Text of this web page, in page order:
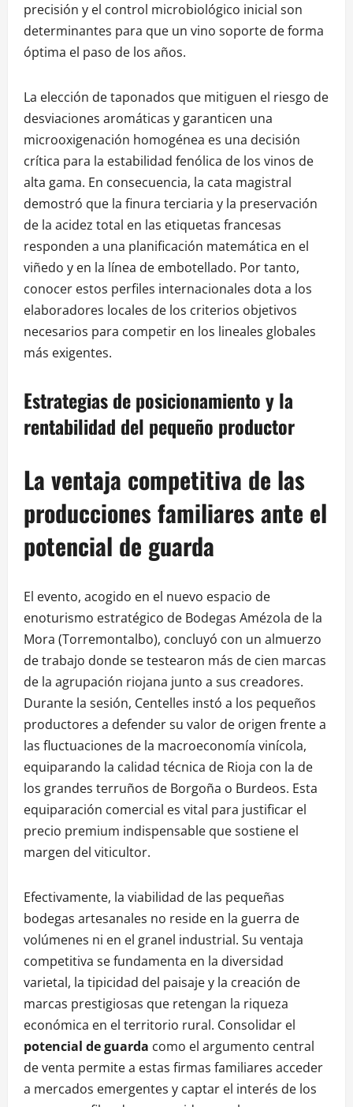
precisión y el control microbiológico inicial son
determinantes para que un vino soporte de forma
óptima el paso de los años.
La elección de taponados que mitiguen el riesgo de
desviaciones aromáticas y garanticen una
microoxigenación homogénea es una decisión
crítica para la estabilidad fenólica de los vinos de
alta gama. En consecuencia, la cata magistral
demostró que la finura terciaria y la preservación
de la acidez total en las etiquetas francesas
responden a una planificación matemática en el
viñedo y en la línea de embotellado. Por tanto,
conocer estos perfiles internacionales dota a los
elaboradores locales de los criterios objetivos
necesarios para competir en los lineales globales
más exigentes.
Estrategias de posicionamiento y la
rentabilidad del pequeño productor
La ventaja competitiva de las
producciones familiares ante el
potencial de guarda
El evento, acogido en el nuevo espacio de
enoturismo estratégico de Bodegas Amézola de la
Mora (Torremontalbo), concluyó con un almuerzo
de trabajo donde se testearon más de cien marcas
de la agrupación riojana junto a sus creadores.
Durante la sesión, Centelles instó a los pequeños
productores a defender su valor de origen frente a
las fluctuaciones de la macroeconomía vinícola,
equiparando la calidad técnica de Rioja con la de
los grandes terruños de Borgoña o Burdeos. Esta
equiparación comercial es vital para justificar el
precio premium indispensable que sostiene el
margen del viticultor.
Efectivamente, la viabilidad de las pequeñas
bodegas artesanales no reside en la guerra de
volúmenes ni en el granel industrial. Su ventaja
competitiva se fundamenta en la diversidad
varietal, la tipicidad del paisaje y la creación de
marcas prestigiosas que retengan la riqueza
económica en el territorio rural. Consolidar el
potencial de guarda como el argumento central
de venta permite a estas firmas familiares acceder
a mercados emergentes y captar el interés de los